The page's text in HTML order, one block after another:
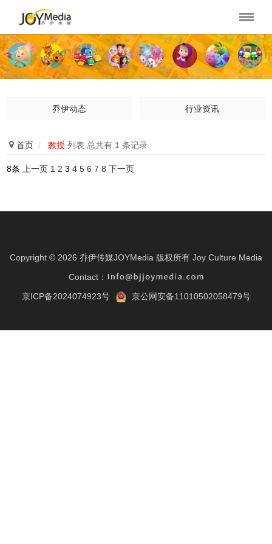

乔伊动态 行业资讯
首页 / 教授 列表 总共有 1 条记录
8条 上一页 1 2 3 4 5 6 7 8 下一页
Copyright © 2026 乔伊传媒JOYMedia 版权所有 Joy Culture Media
Contact：
京ICP备2024074923号
京公网安备11010502058479号